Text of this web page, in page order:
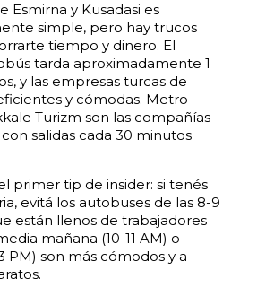
Esmirna y Kusadasi es
simple, pero hay trucos
tiempo y dinero. El
tarda aproximadamente 1
y las empresas turcas de
y cómodas. Metro
Turizm son las compañías
salidas cada 30 minutos
primer tip de insider: si tenés
evitá los autobuses de las 8-9
están llenos de trabajadores
mañana (10-11 AM) o
PM) son más cómodos y a